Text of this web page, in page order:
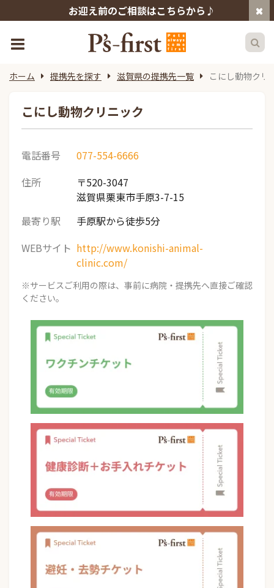
お迎え前のご相談はこちらから♪
ホーム 提携先を探す 滋賀県の提携先一覧 こにし動物クリ
こにし動物クリニック
電話番号
077-554-6666
住所
〒520-3047
滋賀県栗東市手原3-7-15
最寄り駅
手原駅から徒歩5分
WEBサイト http://www.konishi-animal-
clinic.com/
※サービスご利用の際は、事前に病院・提携先へ直接ご確認
ください。